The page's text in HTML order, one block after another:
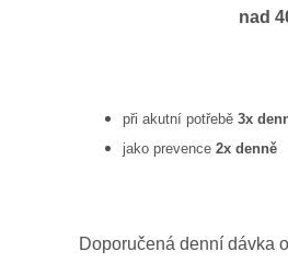
nad
při akutní potřebě 3x
jako prevence 2x denně
Doporučená denní dávka